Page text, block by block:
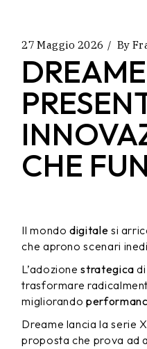
27 Maggio 2026 By
DREAME
CHE
Il mondodigitale si
che aprono scenari
L’adozionestrategica
trasformare
migliorando
Dreame lancia la serie
proposta che prova ad